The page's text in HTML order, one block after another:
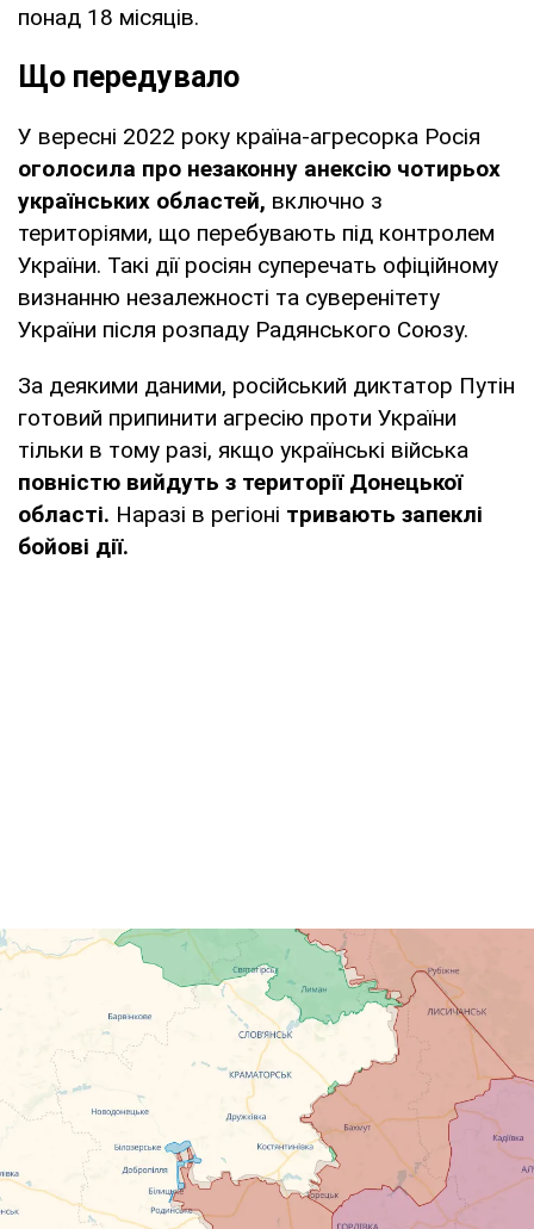
понад 18 місяців.
Що передувало
У вересні 2022 року країна-агресорка Росія
оголосила про незаконну анексію чотирьох
українських областей, включно з
територіями, що перебувають під контролем
України. Такі дії росіян суперечать офіційному
визнанню незалежності та суверенітету
України після розпаду Радянського Союзу.
За деякими даними, російський диктатор Путін
готовий припинити агресію проти України
тільки в тому разі, якщо українські війська
повністю вийдуть з території Донецької
області. Наразі в регіоні тривають запеклі
бойові дії.